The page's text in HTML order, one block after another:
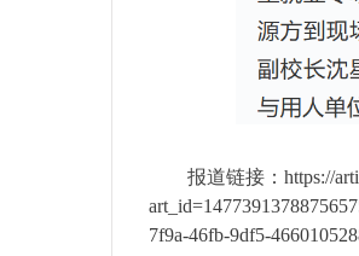
报道链接： https://
7f9a-46fb-9df5-